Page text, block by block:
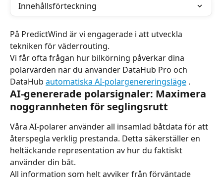
Innehållsförteckning
På PredictWind är vi engagerade i att utveckla
tekniken för väderrouting.
Vi får ofta frågan hur bilkörning påverkar dina
polarvärden när du använder DataHub Pro och
DataHub automatiska AI-polargenereringsläge .
AI-genererade polarsignaler: Maximera
noggrannheten för seglingsrutt
Våra AI-polarer använder all insamlad båtdata för att
återspegla verklig prestanda. Detta säkerställer en
heltäckande representation av hur du faktiskt
använder din båt.
All information som helt avviker från förväntade